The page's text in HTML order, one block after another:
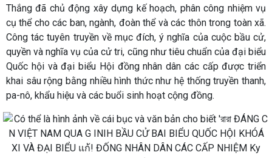
Thắng đã chủ động xây dựng kế hoạch, phân công nhiệm vụ
cụ thể cho các ban, ngành, đoàn thể và các thôn trong toàn xã.
Công tác tuyên truyền về mục đích, ý nghĩa của cuộc bầu cử,
quyền và nghĩa vụ của cử tri, cũng như tiêu chuẩn của đại biểu
Quốc hội và đại biểu Hội đồng nhân dân các cấp được triển
khai sâu rộng bằng nhiều hình thức như hệ thống truyền thanh,
pa-nô, khẩu hiệu và các buổi sinh hoạt cộng đồng.